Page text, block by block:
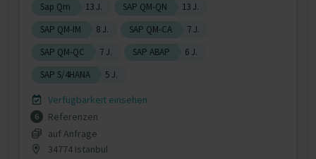
Sap Qm 13 J. SAP QM-QN
13 J.
SAP QM-IM
8 J. SAP QM-CA
7 J.
SAP QM-QC
7 J. SAP ABAP
6 J.
SAP S/4HANA
5 J.
Verfügbarkeit einsehen
6
Referenzen
auf Anfrage
34774 Istanbul